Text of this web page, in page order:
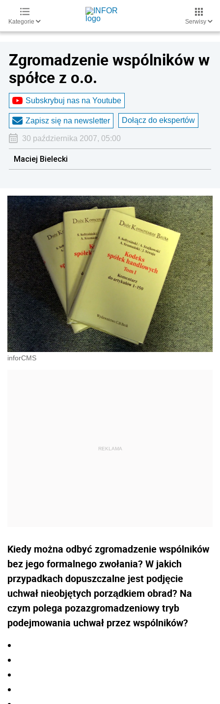
Kategorie Serwisy
Zgromadzenie wspólników w
spółce z o.o.
Subskrybuj nas na Youtube
Zapisz się na newsletter Dołącz do ekspertów
30 października 2007, 05:00
Maciej Bielecki
inforCMS
Kiedy można odbyć zgromadzenie wspólników
bez jego formalnego zwołania? W jakich
przypadkach dopuszczalne jest podjęcie
uchwał nieobjętych porządkiem obrad? Na
czym polega pozazgromadzeniowy tryb
podejmowania uchwał przez wspólników?